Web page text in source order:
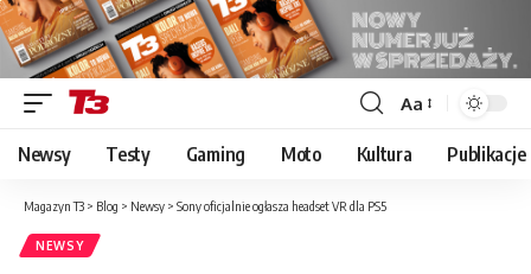
Font
Resizer
Aa
Newsy Testy Gaming Moto Kultura Publikacje
Magazyn T3 > Blog > Newsy > Sony oficjalnie ogłasza headset VR dla PS5
NEWSY